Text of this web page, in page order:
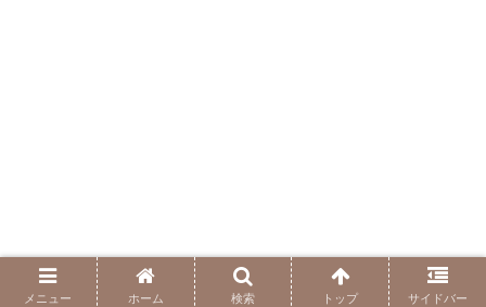
メニュー ホーム 検索 トップ サイドバー